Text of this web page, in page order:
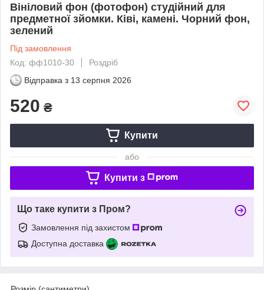
Вініловий фон (фотофон) студійний для
предметної зйомки. Ківі, камені. Чорний фон,
зелений
Під замовлення
Код: фф1010-30
Роздріб
Відправка з 13 серпня 2026
520 ₴
Купити
або
Купити з
Що таке купити з Пром?
Замовлення під захистом
Доступна доставка